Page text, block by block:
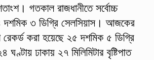
গতকাল রাজধানীতে সর্বোচ্চ
দশমিক ৩ ডিগ্রি সেলসিয়াস। আজকের
রেকর্ড করা হয়েছে ২৫ দশমিক ৫ ডিগ্রি
ঢাকায় ২৭ মিলিমিটার বৃষ্টিপাত